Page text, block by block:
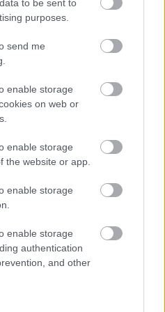
to be sent to
purposes.
send me
enable storage
on web or
enable storage
the website or app.
enable storage
enable storage
authentication
and other
órája
megvalósul”
szerint
órája